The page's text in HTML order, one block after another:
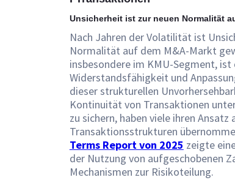
Unsicherheit ist zur neuen Normalität
Nach Jahren der Volatilität ist
Normalität auf dem M&A-Markt
insbesondere im KMU-Segment, ist
Widerstandsfähigkeit und
dieser strukturellen
Kontinuität von Transaktionen
zu sichern, haben viele ihren
Transaktionsstrukturen
Terms Report von 2025 zeigte
der Nutzung von aufgeschobenen
Mechanismen zur Risikoteilung.